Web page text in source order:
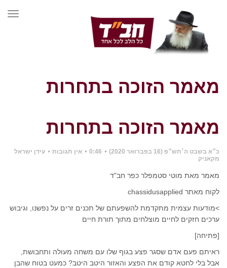
מאמר הזוכה בתחרות
ראשי » כללי » מאמר הזוכה בתחרותמאמר הזוכה בתחרות
כ״א בשבט ה׳תש״פ (16 בפברואר 2020) 0:46 אין תגובות
עידן ישראל
מקאניק
מאמר מאת מוטי סטמפלר כפר חב"ד
לקוח מאתר chassidusapplied
>מודעות עצמית מתקדמת להשפעתם של תכנים זרים על נפשנו, וגיבוש
ערכים חזקים לחיים מוצלחים מתוך תורת חיים
[פתיחה]
ראיתם פעם אדם שסגר פצע בגוף שלו עם משחה מעולה ותחבושת,
אבל בלי לחטא קודם את הפצע והאזור היטב היטב? כמעט בטוח שהבן